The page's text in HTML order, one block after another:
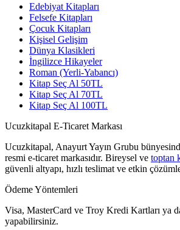
Edebiyat Kitapları
Felsefe Kitapları
Çocuk Kitapları
Kişisel Gelişim
Dünya Klasikleri
İngilizce Hikayeler
Roman (Yerli-Yabancı)
Kitap Seç Al 50TL
Kitap Seç Al 70TL
Kitap Seç Al 100TL
Ucuzkitapal E-Ticaret Markası
Ucuzkitapal, Anayurt Yayın Grubu
resmi e-ticaret markasıdır. Bireysel ve toptan
güvenli altyapı, hızlı teslimat ve etkin
Ödeme Yöntemleri
Visa, MasterCard ve Troy Kredi Kartları ya
yapabilirsiniz.